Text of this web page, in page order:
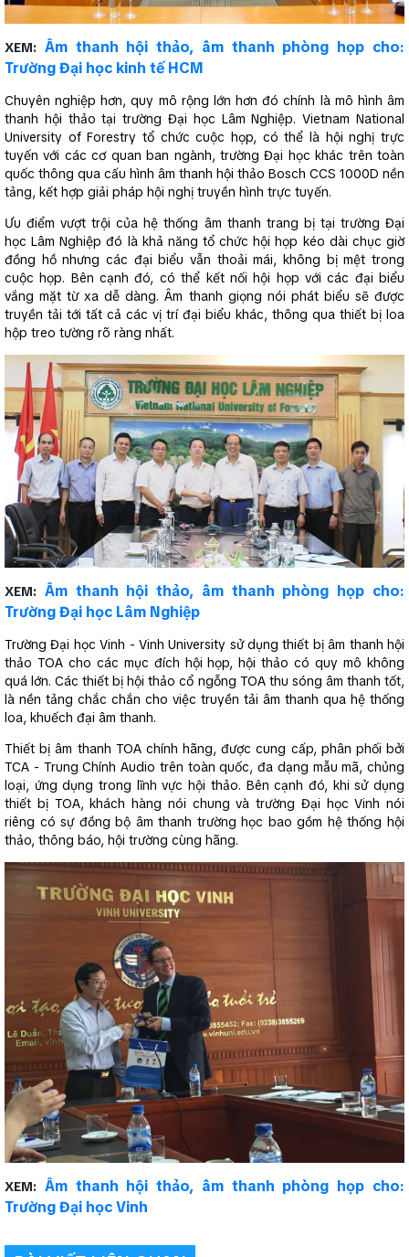
XEM: Âm thanh hội thảo, âm thanh phòng họp cho:
Trường Đại học kinh tế HCM
Chuyên nghiệp hơn, quy mô rộng lớn hơn đó chính là mô hình âm
thanh hội thảo tại trường Đại học Lâm Nghiệp. Vietnam National
University of Forestry tổ chức cuộc họp, có thể là hội nghị trực
tuyến với các cơ quan ban ngành, trường Đại học khác trên toàn
quốc thông qua cấu hình âm thanh hội thảo Bosch CCS 1000D nền
tảng, kết hợp giải pháp hội nghị truyền hình trực tuyến.
Ưu điểm vượt trội của hệ thống âm thanh trang bị tại trường Đại
học Lâm Nghiệp đó là khả năng tổ chức hội họp kéo dài chục giờ
đồng hồ nhưng các đại biểu vẫn thoải mái, không bị mệt trong
cuộc họp. Bên cạnh đó, có thể kết nối hội họp với các đại biểu
vắng mặt từ xa dễ dàng. Âm thanh giọng nói phát biểu sẽ được
truyền tải tới tất cả các vị trí đại biểu khác, thông qua thiết bị loa
hộp treo tường rõ ràng nhất.
XEM: Âm thanh hội thảo, âm thanh phòng họp cho:
Trường Đại học Lâm Nghiệp
Trường Đại học Vinh - Vinh University sử dụng thiết bị âm thanh hội
thảo TOA cho các mục đích hội họp, hội thảo có quy mô không
quá lớn. Các thiết bị hội thảo cổ ngỗng TOA thu sóng âm thanh tốt,
là nền tảng chắc chắn cho việc truyền tải âm thanh qua hệ thống
loa, khuếch đại âm thanh.
Thiết bị âm thanh TOA chính hãng, được cung cấp, phân phối bởi
TCA - Trung Chính Audio trên toàn quốc, đa dạng mẫu mã, chủng
loại, ứng dụng trong lĩnh vực hội thảo. Bên cạnh đó, khi sử dụng
thiết bị TOA, khách hàng nói chung và trường Đại học Vinh nói
riêng có sự đồng bộ âm thanh trường học bao gồm hệ thống hội
thảo, thông báo, hội trường cùng hãng.
XEM: Âm thanh hội thảo, âm thanh phòng họp cho:
Trường Đại học Vinh